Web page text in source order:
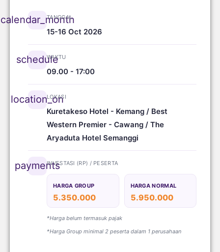
calendar_month
TANGGAL
15-16 Oct 2026
schedule
WAKTU
09.00 - 17:00
location_on
LOKASI
Kuretakeso Hotel - Kemang / Best
Western Premier - Cawang / The
Aryaduta Hotel Semanggi
paymentsINVESTASI (RP) / PESERTA
HARGA GROUP
5.350.000
HARGA NORMAL
5.950.000
*Harga belum termasuk pajak
*Harga Group minimal 2 peserta dalam 1 perusahaan